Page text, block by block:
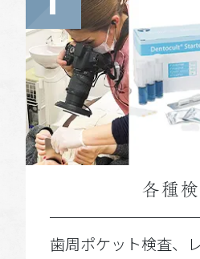
各種
歯周ポケット検査、